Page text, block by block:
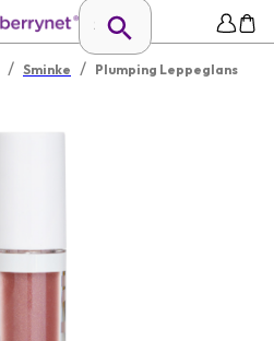
/ Sminke / Plumping Leppeglans